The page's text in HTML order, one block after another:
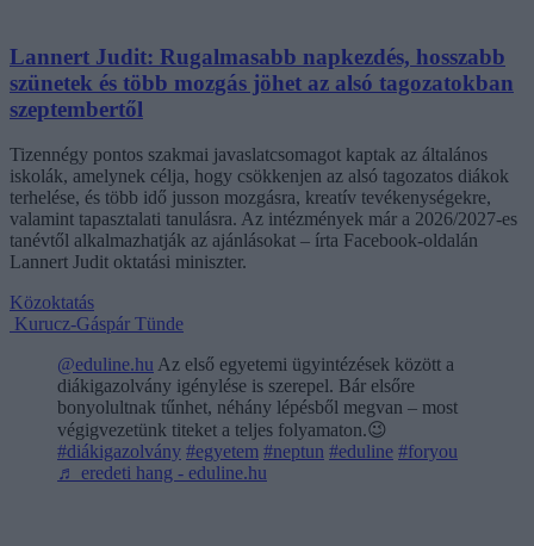
Lannert Judit: Rugalmasabb napkezdés, hosszabb
szünetek és több mozgás jöhet az alsó tagozatokban
szeptembertől
Tizennégy pontos szakmai javaslatcsomagot kaptak az általános
iskolák, amelynek célja, hogy csökkenjen az alsó tagozatos diákok
terhelése, és több idő jusson mozgásra, kreatív tevékenységekre,
valamint tapasztalati tanulásra. Az intézmények már a 2026/2027-es
tanévtől alkalmazhatják az ajánlásokat – írta Facebook-oldalán
Lannert Judit oktatási miniszter.
Közoktatás
Kurucz-Gáspár Tünde
@eduline.hu Az első egyetemi ügyintézések között a
diákigazolvány igénylése is szerepel. Bár elsőre
bonyolultnak tűnhet, néhány lépésből megvan – most
végigvezetünk titeket a teljes folyamaton.😉
#diákigazolvány #egyetem #neptun #eduline #foryou
♬ eredeti hang - eduline.hu